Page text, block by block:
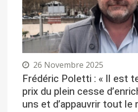
26 Novembre 2025
Frédéric Poletti : « Il est
prix du plein cesse
uns et d’appauvrir tout le